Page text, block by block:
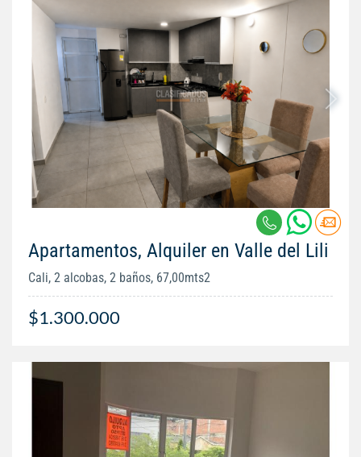
Apartamentos, Alquiler en Valle del Lili
Cali, 2 alcobas, 2 baños, 67,00mts2
$1.300.000